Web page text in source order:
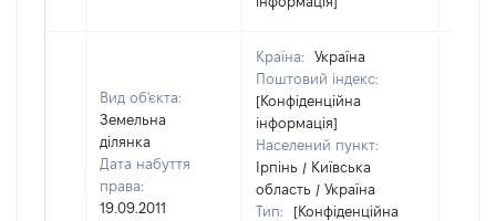
Вид об'єкта:
Земельна
ділянка
Дата набуття
права:
19.09.2011
Країна:
Україна
Поштовий індекс:
[Конфіденційна
інформація]
Населений пункт:
Ірпінь / Київська
область / Україна
Тип:
[Конфіденційна